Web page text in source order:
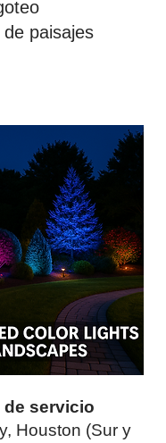
paisajes
de servicio
Houston (Sur y